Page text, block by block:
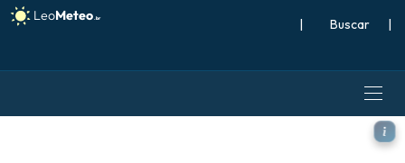
| |
ECMWF IFS 0,25° modelo